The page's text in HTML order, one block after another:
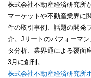
株式会社不動産経済研究所
マーケットや不動産業界に
件の取引事例、話題の開発
介。Jリートのパフォーマ
タ分析、業界通による覆面
3月に創刊。
株式会社不動産経済研究所